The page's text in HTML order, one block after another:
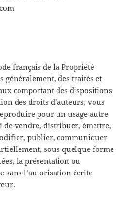
français de la Propriété
généralement, des traités et
comportant des dispositions
des droits d’auteurs, vous
pour un usage autre
de vendre, distribuer, émettre,
publier, communiquer
sous quelque forme
la présentation ou
sans l’autorisation écrite